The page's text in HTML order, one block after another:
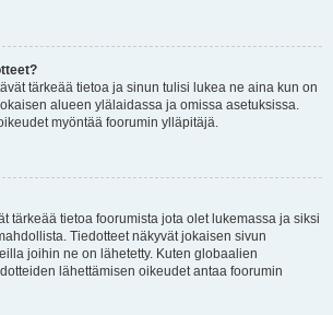
tärkeää tietoa ja sinun tulisi lukea ne aina kun on
alueen ylälaidassa ja omissa asetuksissa.
myöntää foorumin ylläpitäjä.
tärkeää tietoa foorumista jota olet lukemassa ja siksi
Tiedotteet näkyvät jokaisen sivun
joihin ne on lähetetty. Kuten globaalien
lähettämisen oikeudet antaa foorumin